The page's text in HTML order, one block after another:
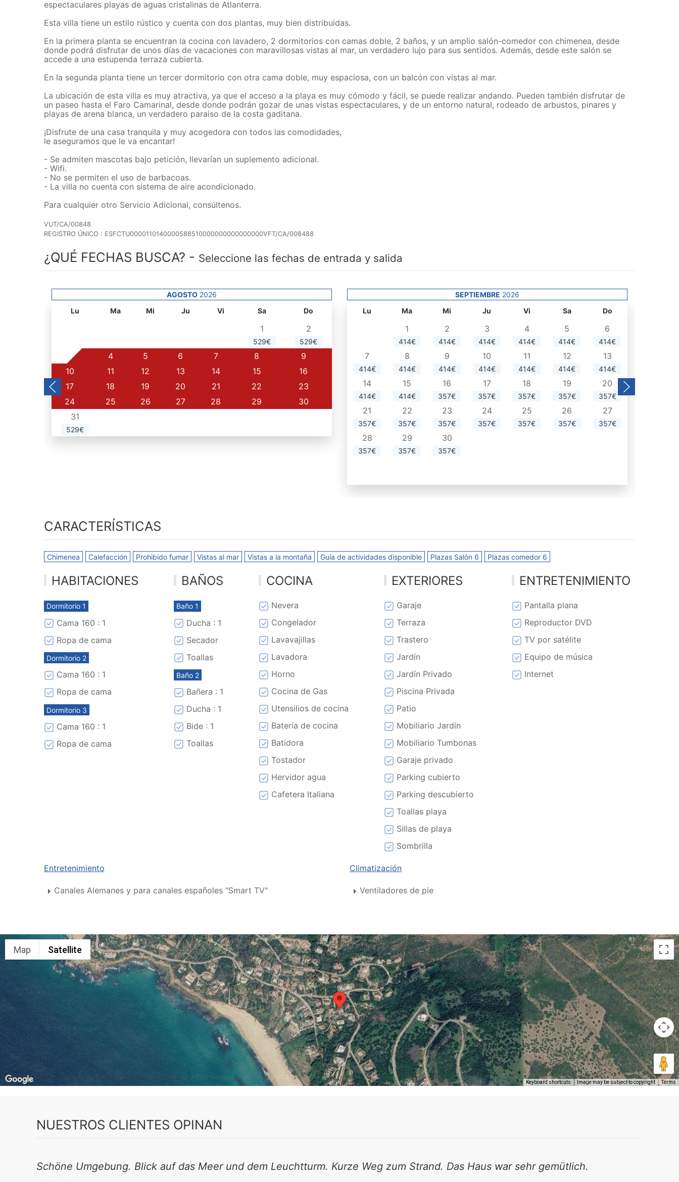
espectaculares playas de aguas cristalinas de Atlanterra.
Esta villa tiene un estilo rústico y cuenta con dos plantas, muy bien distribuidas.
En la primera planta se encuentran la cocina con lavadero, 2 dormitorios con camas doble, 2 baños, y un amplio salón-comedor con chimenea, desde
donde podrá disfrutar de unos días de vacaciones con maravillosas vistas al mar, un verdadero lujo para sus sentidos. Además, desde este salón se
accede a una estupenda terraza cubierta.
En la segunda planta tiene un tercer dormitorio con otra cama doble, muy espaciosa, con un balcón con vistas al mar.
La ubicación de esta villa es muy atractiva, ya que el acceso a la playa es muy cómodo y fácil, se puede realizar andando. Pueden también disfrutar de
un paseo hasta el Faro Camarinal, desde donde podrán gozar de unas vistas espectaculares, y de un entorno natural, rodeado de arbustos, pinares y
playas de arena blanca, un verdadero paraiso de la costa gaditana.
¡Disfrute de una casa tranquila y muy acogedora con todos las comodidades,
le aseguramos que le va encantar!
- Se admiten mascotas bajo petición, llevarían un suplemento adicional.
- Wifi.
- No se permiten el uso de barbacoas.
- La villa no cuenta con sistema de aire acondicionado.
Para cualquier otro Servicio Adicional, consúltenos.
VUT/CA/00848
REGISTRO ÚNICO : ESFCTU0000110140000588510000000000000000VFT/CA/008488
¿QUÉ FECHAS BUSCA? - Seleccione las fechas de entrada y salida
AGOSTO 2026
Lu
Ma Mi Ju Vi Sa Do
1
529€
2
529€
3 4 5 6 7 8
9
10
11 12 13 14 15
16
17
18 19 20 21 22
23
24
25 26 27 28 29
30
31
529€
SEPTIEMBRE 2026
Lu
Ma Mi Ju Vi Sa Do
1
414€
2
414€
3
414€
4
414€
5
414€
6
414€
7
414€
8
414€
9
414€
10
414€
11
414€
12
414€
13
414€
14
414€
15
414€
16
357€
17
357€
18
357€
19
357€
20
357€
21
357€
22
357€
23
357€
24
357€
25
357€
26
357€
27
357€
28
357€
29
357€
30
357€
CARACTERÍSTICAS
Chimenea Calefacción Prohibido fumar Vistas al mar Vistas a la montaña Guía de actividades disponible Plazas Salón 6 Plazas comedor 6
HABITACIONES
Dormitorio 1
Cama 160 : 1
Ropa de cama
Dormitorio 2
Cama 160 : 1
Ropa de cama
Dormitorio 3
Cama 160 : 1
Ropa de cama
BAÑOS
Baño 1
Ducha : 1
Secador
Toallas
Baño 2
Bañera : 1
Ducha : 1
Bide : 1
Toallas
COCINA
Nevera
Congelador
Lavavajillas
Lavadora
Horno
Cocina de Gas
Utensilios de cocina
Batería de cocina
Batidora
Tostador
Hervidor agua
Cafetera Italiana
EXTERIORES
Garaje
Terraza
Trastero
Jardín
Jardín Privado
Piscina Privada
Patio
Mobiliario Jardín
Mobiliario Tumbonas
Garaje privado
Parking cubierto
Parking descubierto
Toallas playa
Sillas de playa
Sombrilla
ENTRETENIMIENTO
Pantalla plana
Reproductor DVD
TV por satélite
Equipo de música
Internet
Entretenimiento
Canales Alemanes y para canales españoles "Smart TV"
Climatización
Ventiladores de pie
Map Satellite
Keyboard shortcuts Image may be subject to copyright Terms
NUESTROS CLIENTES OPINAN
Schöne Umgebung. Blick auf das Meer und dem Leuchtturm. Kurze Weg zum Strand. Das Haus war sehr gemütlich.